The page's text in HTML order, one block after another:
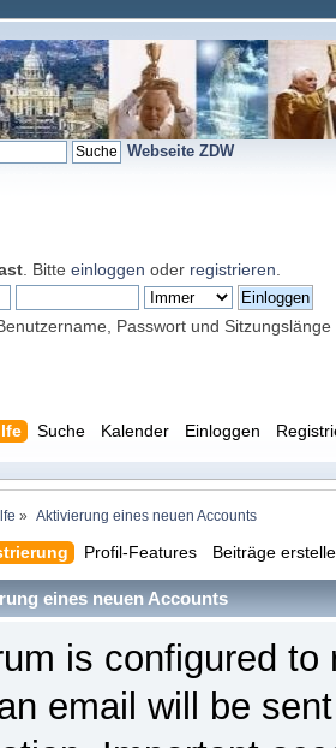
Webseite ZDW
. Bitte einloggen oder registrieren
Passwort und Sitzungslänge
Suche Kalender Einloggen
» Aktivierung eines neuen Accounts
Profil-Features Beiträge
eines neuen Accounts
is configured
email will be